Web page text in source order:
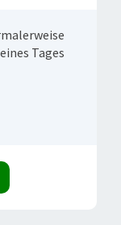
Tages